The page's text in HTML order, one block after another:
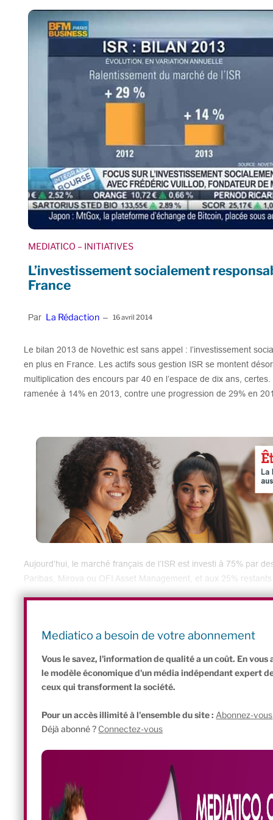
MEDIATICO – INITIATIVES
L’investissement socialement
France
Par La Rédaction – 16 avril 2014
Le bilan 2013 de Novethic est sans appel : l’investissement
en plus en France. Les actifs sous gestion ISR se montent
multiplication des encours par 40 en l’espace de dix ans,
ramenée à 14% en 2013, contre une progression de 29% en
Aujourd’hui, le marché français de l’ISR est investi à 75% par
Paribas, Mirova ou OFI Asset Management, et aux 25%
est la plus réduite, mais c’est celle qui augmente le plus vite :
Mediatico a besoin de votre abonnement
Vous le savez, l'information de qualité a un coût. En
le modèle économique d'un média indépendant expert
ceux qui transforment la société.
Pour un accès illimité à l'ensemble du site : Abonnez-vous
Déjà abonné ? Connectez-vous